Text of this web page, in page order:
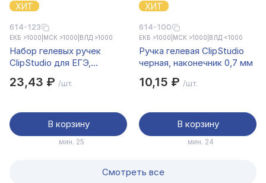
ХИТ
614-123
ЕКБ >1000 МСК >1000 ВЛД >1000
Набор гелевых ручек
ClipStudio для ЕГЭ,
черные, 2 шт
23,43 ₽ /шт.
В корзину
мин. 25
ХИТ
614-100
ЕКБ >1000 МСК >1000 ВЛД <1000
Ручка гелевая ClipStudio
черная, наконечник 0,7 мм
10,15 ₽ /шт.
В корзину
мин. 24
Смотреть все